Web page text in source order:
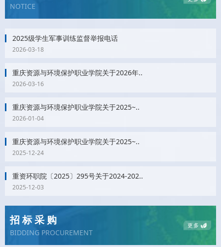
NOTICE
2025级学生军事训练监督举报电话
2026-03-18
重庆资源与环境保护职业学院关于2026年..
2026-03-16
重庆资源与环境保护职业学院关于2025~..
2026-01-04
重庆资源与环境保护职业学院关于2025~..
2025-12-24
重资环职院〔2025〕295号关于2024-202..
2025-12-03
招标采购
BIDDING PROCUREMENT
更多